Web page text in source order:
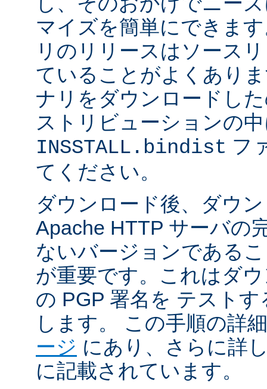
マイズを簡単にできま
リのリリースはソース
ていることがよくあり
ナリをダウンロードし
ストリビューションの
INSSTALL.bindist フ
てください。
ダウンロード後、ダウ
Apache HTTP サーバの
ないバージョンである
が重要です。これはダ
の PGP 署名を テスト
します。 この手順の詳
ージ にあり、さらに詳
に記載されています。